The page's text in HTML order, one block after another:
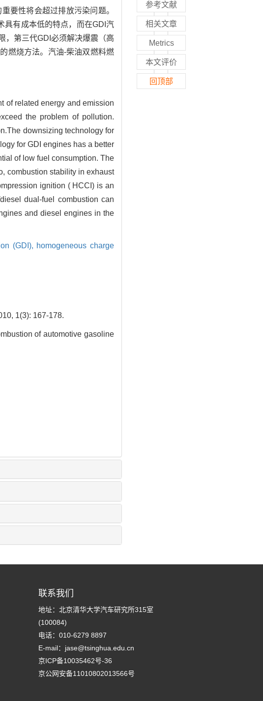
要性将会超过排放污染问题。
具有成本低的特点，而在GDI汽
，第三代GDI必须解决爆震（高
燃烧方法。汽油-柴油双燃料燃
of related energy and emission
the problem of pollution.
downsizing technology for
for GDI engines has a better
of low fuel consumption. The
combustion stability in exhaust
ignition ( HCCI) is an
dual-fuel combustion can
and diesel engines in the
(GDI), homogeneous charge
1(3): 167-178.
of automotive gasoline
参考文献
相关文章
Metrics
本文评价
回顶部
联系我们
地址：北京清华大学汽车研究所315室
(100084)
电话：010-6279 8897
E-mail： jase@tsinghua.edu.cn
京ICP备10035462号-36
京公网安备11010802013566号